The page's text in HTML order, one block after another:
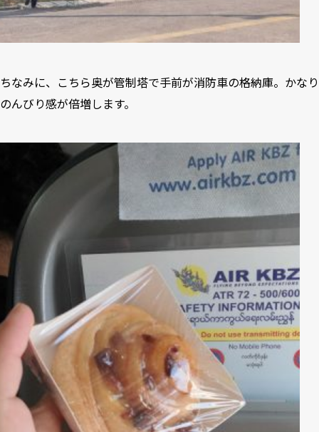
ちなみに、こちら奥が管制塔で手前が消防車の格納庫。かなり
のんびり感が倍増します。